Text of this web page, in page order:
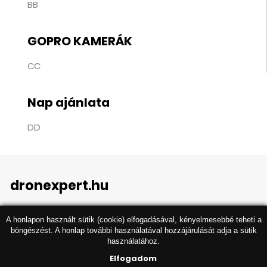
BB
GOPRO KAMERÁK
CC
Nap ajánlata
DD
dronexpert.hu
A honlapon használt sütik (cookie) elfogadásával, kényelmesebbé teheti a
böngészést. A honlap további használatával hozzájárulását adja a sütik
használatához.
Elfogadom